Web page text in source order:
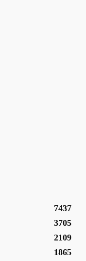
7437
3705
2109
1865